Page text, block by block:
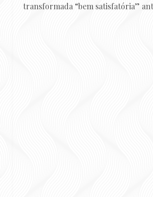
transformada “bem satisfatória”